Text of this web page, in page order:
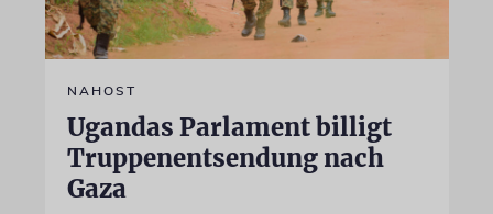
NAHOST
Ugandas Parlament billigt
Truppenentsendung nach
Gaza